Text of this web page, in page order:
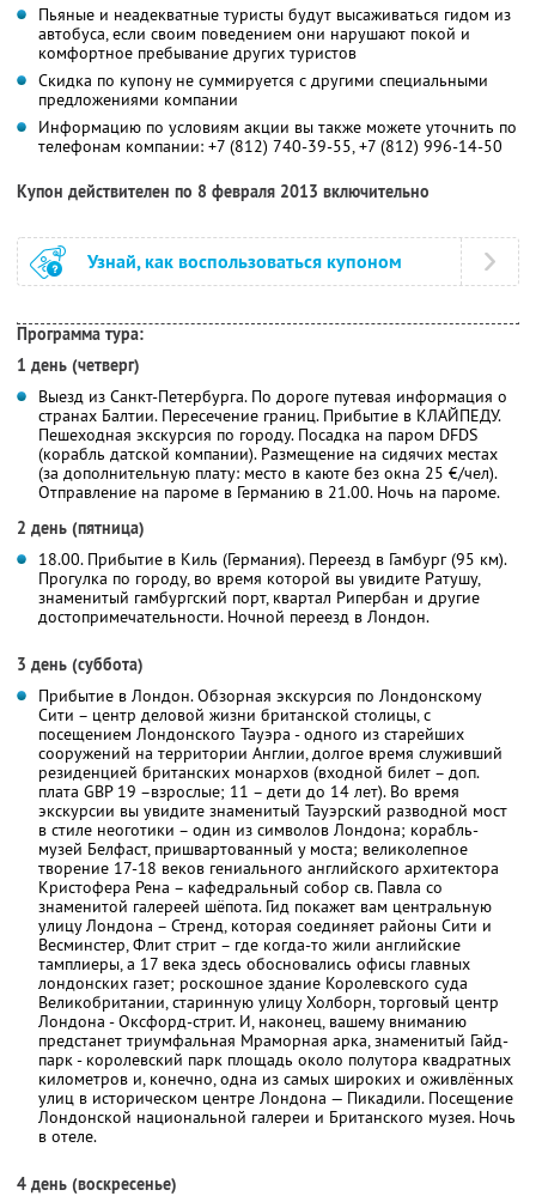
Пьяные и неадекватные туристы будут высаживаться гидом из
автобуса, если своим поведением они нарушают покой и
комфортное пребывание других туристов
Скидка по купону не суммируется с другими специальными
предложениями компании
Информацию по условиям акции вы также можете уточнить по
телефонам компании: +7 (812) 740-39-55, +7 (812) 996-14-50
Купон действителен по 8 февраля 2013 включительно
Узнай, как воспользоваться купоном
Программа тура:
1 день (четверг)
Выезд из Санкт-Петербурга. По дороге путевая информация о
странах Балтии. Пересечение границ. Прибытие в КЛАЙПЕДУ.
Пешеходная экскурсия по городу. Посадка на паром DFDS
(корабль датской компании). Размещение на сидячих местах
(за дополнительную плату: место в каюте без окна 25 €/чел).
Отправление на пароме в Германию в 21.00. Ночь на пароме.
2 день (пятница)
18.00. Прибытие в Киль (Германия). Переезд в Гамбург (95 км).
Прогулка по городу, во время которой вы увидите Ратушу,
знаменитый гамбургский порт, квартал Рипербан и другие
достопримечательности. Ночной переезд в Лондон.
3 день (суббота)
Прибытие в Лондон. Обзорная экскурсия по Лондонскому
Сити – центр деловой жизни британской столицы, с
посещением Лондонского Тауэра - одного из старейших
сооружений на территории Англии, долгое время служивший
резиденцией британских монархов (входной билет – доп.
плата GBP 19 –взрослые; 11 – дети до 14 лет). Во время
экскурсии вы увидите знаменитый Тауэрский разводной мост
в стиле неоготики – один из символов Лондона; корабль-
музей Белфаст, пришвартованный у моста; великолепное
творение 17-18 веков гениального английского архитектора
Кристофера Рена – кафедральный собор св. Павла со
знаменитой галереей шёпота. Гид покажет вам центральную
улицу Лондона – Стренд, которая соединяет районы Сити и
Весминстер, Флит стрит – где когда-то жили английские
тамплиеры, а 17 века здесь обосновались офисы главных
лондонских газет; роскошное здание Королевского суда
Великобритании, старинную улицу Холборн, торговый центр
Лондона - Оксфорд-стрит. И, наконец, вашему вниманию
предстанет триумфальная Мраморная арка, знаменитый Гайд-
парк - королевский парк площадь около полутора квадратных
километров и, конечно, одна из самых широких и оживлённых
улиц в историческом центре Лондона — Пикадили. Посещение
Лондонской национальной галереи и Британского музея. Ночь
в отеле.
4 день (воскресенье)